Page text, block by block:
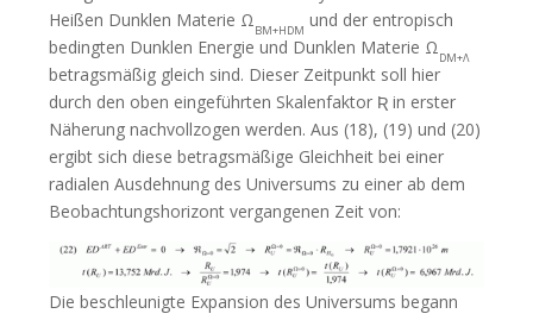
Heißen Dunklen Materie ΩBM+HDM und der entropisch
bedingten Dunklen Energie und Dunklen Materie ΩDM+Λ
betragsmäßig gleich sind. Dieser Zeitpunkt soll hier
durch den oben eingeführten Skalenfaktor Ʀ in erster
Näherung nachvollzogen werden. Aus (18), (19) und (20)
ergibt sich diese betragsmäßige Gleichheit bei einer
radialen Ausdehnung des Universums zu einer ab dem
Beobachtungshorizont vergangenen Zeit von:
Die beschleunigte Expansion des Universums begann